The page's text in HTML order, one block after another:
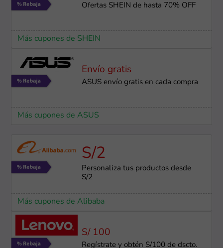
Ofertas SHEIN de hasta 70% OFF
Más cupones de SHEIN
Envío gratis
ASUS envío gratis en cada compra
Más cupones de ASUS
S/2
Personaliza tus productos desde
S/2
Más cupones de Alibaba
S/ 100
Regístrate y obtén S/100 de dscto.